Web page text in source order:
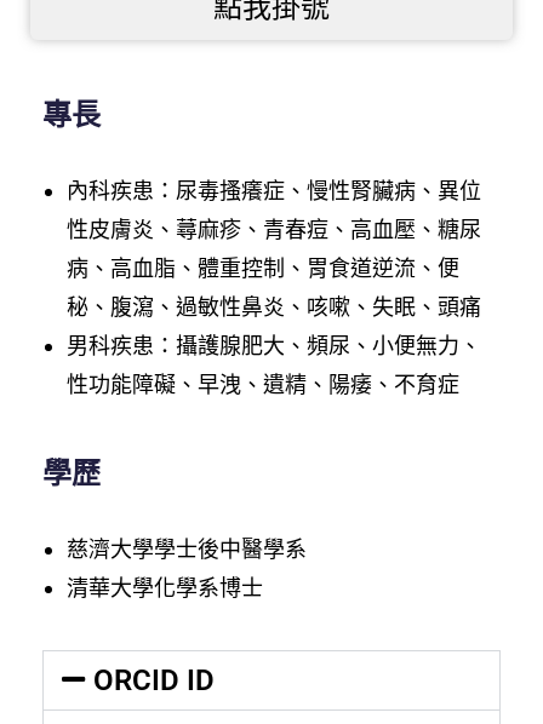
點我掛號
專長
內科疾患：尿毒搔癢症、慢性腎臟病、異位
性皮膚炎、蕁麻疹、青春痘、高血壓、糖尿
病、高血脂、體重控制、胃食道逆流、便
秘、腹瀉、過敏性鼻炎、咳嗽、失眠、頭痛
男科疾患：攝護腺肥大、頻尿、小便無力、
性功能障礙、早洩、遺精、陽痿、不育症
學歷
慈濟大學學士後中醫學系
清華大學化學系博士
ORCID ID